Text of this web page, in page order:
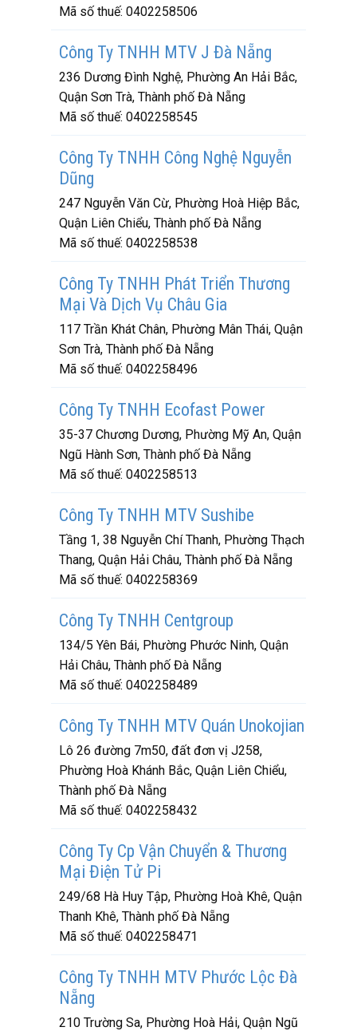
Mã số thuế: 0402258506
Công Ty TNHH MTV J Đà Nẵng
236 Dương Đình Nghệ, Phường An Hải Bắc,
Quận Sơn Trà, Thành phố Đà Nẵng
Mã số thuế: 0402258545
Công Ty TNHH Công Nghệ Nguyễn
Dũng
247 Nguyễn Văn Cừ, Phường Hoà Hiệp Bắc,
Quận Liên Chiểu, Thành phố Đà Nẵng
Mã số thuế: 0402258538
Công Ty TNHH Phát Triển Thương
Mại Và Dịch Vụ Châu Gia
117 Trần Khát Chân, Phường Mân Thái, Quận
Sơn Trà, Thành phố Đà Nẵng
Mã số thuế: 0402258496
Công Ty TNHH Ecofast Power
35-37 Chương Dương, Phường Mỹ An, Quận
Ngũ Hành Sơn, Thành phố Đà Nẵng
Mã số thuế: 0402258513
Công Ty TNHH MTV Sushibe
Tầng 1, 38 Nguyễn Chí Thanh, Phường Thạch
Thang, Quận Hải Châu, Thành phố Đà Nẵng
Mã số thuế: 0402258369
Công Ty TNHH Centgroup
134/5 Yên Bái, Phường Phước Ninh, Quận
Hải Châu, Thành phố Đà Nẵng
Mã số thuế: 0402258489
Công Ty TNHH MTV Quán Unokojian
Lô 26 đường 7m50, đất đơn vị J258,
Phường Hoà Khánh Bắc, Quận Liên Chiểu,
Thành phố Đà Nẵng
Mã số thuế: 0402258432
Công Ty Cp Vận Chuyển & Thương
Mại Điện Tử Pi
249/68 Hà Huy Tập, Phường Hoà Khê, Quận
Thanh Khê, Thành phố Đà Nẵng
Mã số thuế: 0402258471
Công Ty TNHH MTV Phước Lộc Đà
Nẵng
210 Trường Sa, Phường Hoà Hải, Quận Ngũ